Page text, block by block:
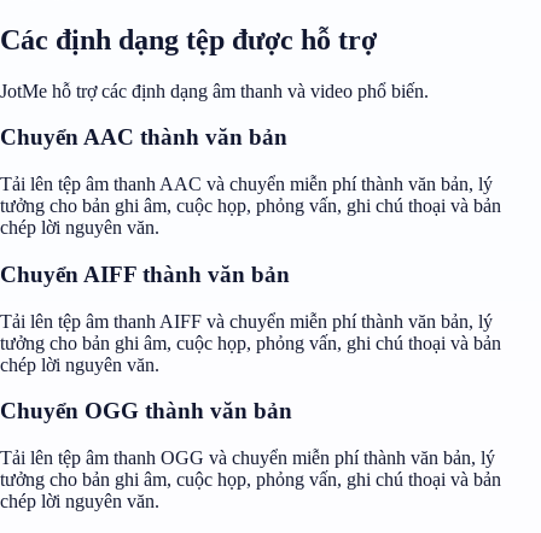
Các định dạng tệp được hỗ trợ
JotMe hỗ trợ các định dạng âm thanh và video phổ biến.
Chuyển AAC thành văn bản
Tải lên tệp âm thanh AAC và chuyển miễn phí thành văn bản, lý
tưởng cho bản ghi âm, cuộc họp, phỏng vấn, ghi chú thoại và bản
chép lời nguyên văn.
Chuyển AIFF thành văn bản
Tải lên tệp âm thanh AIFF và chuyển miễn phí thành văn bản, lý
tưởng cho bản ghi âm, cuộc họp, phỏng vấn, ghi chú thoại và bản
chép lời nguyên văn.
Chuyển OGG thành văn bản
Tải lên tệp âm thanh OGG và chuyển miễn phí thành văn bản, lý
tưởng cho bản ghi âm, cuộc họp, phỏng vấn, ghi chú thoại và bản
chép lời nguyên văn.